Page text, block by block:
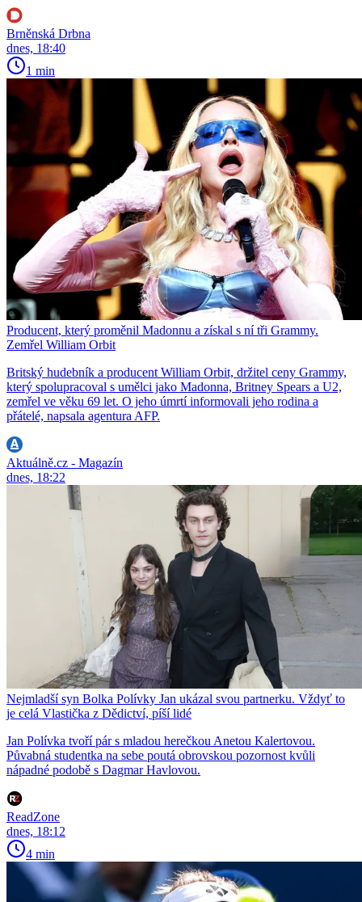
Brněnská Drbna
dnes, 18:40
1 min
Producent, který proměnil Madonnu a získal s ní tři Grammy.
Zemřel William Orbit
Britský hudebník a producent William Orbit, držitel ceny Grammy,
který spolupracoval s umělci jako Madonna, Britney Spears a U2,
zemřel ve věku 69 let. O jeho úmrtí informovali jeho rodina a
přátelé, napsala agentura AFP.
Aktuálně.cz - Magazín
dnes, 18:22
Nejmladší syn Bolka Polívky Jan ukázal svou partnerku. Vždyť to
je celá Vlastička z Dědictví, píší lidé
Jan Polívka tvoří pár s mladou herečkou Anetou Kalertovou.
Půvabná studentka na sebe poutá obrovskou pozornost kvůli
nápadné podobě s Dagmar Havlovou.
ReadZone
dnes, 18:12
4 min